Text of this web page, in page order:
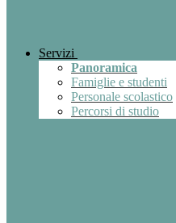
Servizi
Panoramica
Famiglie e studenti
Personale scolastico
Percorsi di studio